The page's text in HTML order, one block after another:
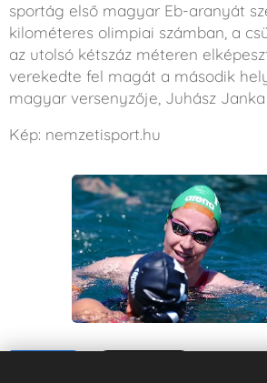
sportág első magyar Eb-aranyát
kilométeres olimpiai számban, a
az utolsó kétszáz méteren
verekedte fel magát a második
magyar versenyzője, Juhász Janka
Kép: nemzetisport.hu